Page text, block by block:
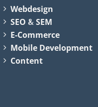
Webdesign
SEO &SEM
E-Commerce
Mobile Development
Content